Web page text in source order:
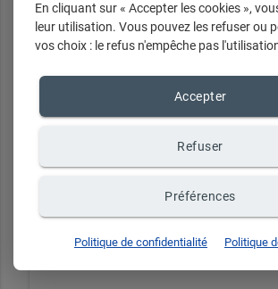
+ d'infos sur demande
En cliquant sur « Accepter les cookies »,
leur utilisation. Vous pouvez les refuser ou
vos choix : le refus n'empêche pas
Accepter
Refuser
Préférences
Politique de confidentialité Politique